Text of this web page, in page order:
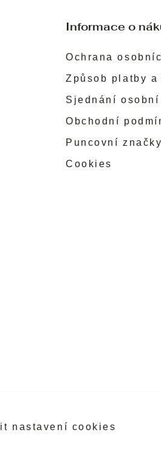
Informace o
Ochrana
Způsob platby a
Sjednání osobní
Obchodní
Puncovní značky
Cookies
nastavení cookies